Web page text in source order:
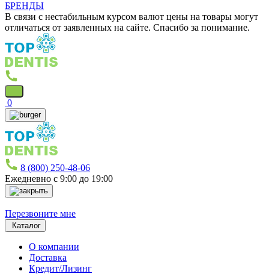
БРЕНДЫ
В связи с нестабильным курсом валют цены на товары могут
отличаться от заявленных на сайте. Спасибо за понимание.
0
8 (800) 250-48-06
Ежедневно с 9:00 до 19:00
Перезвоните мне
Каталог
О компании
Доставка
Кредит/Лизинг